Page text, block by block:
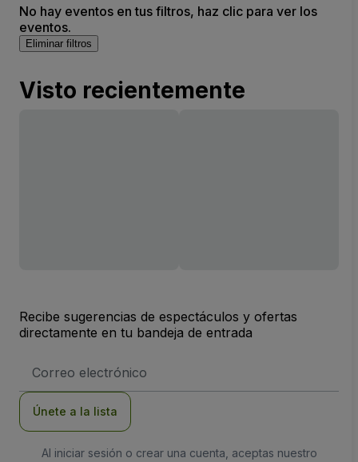
No hay eventos en tus filtros, haz clic para ver los
eventos.
Eliminar filtros
Visto recientemente
Recibe sugerencias de espectáculos y ofertas
directamente en tu bandeja de entrada
de
Únete a la lista
Al iniciar sesión o crear una cuenta, aceptas nuestro